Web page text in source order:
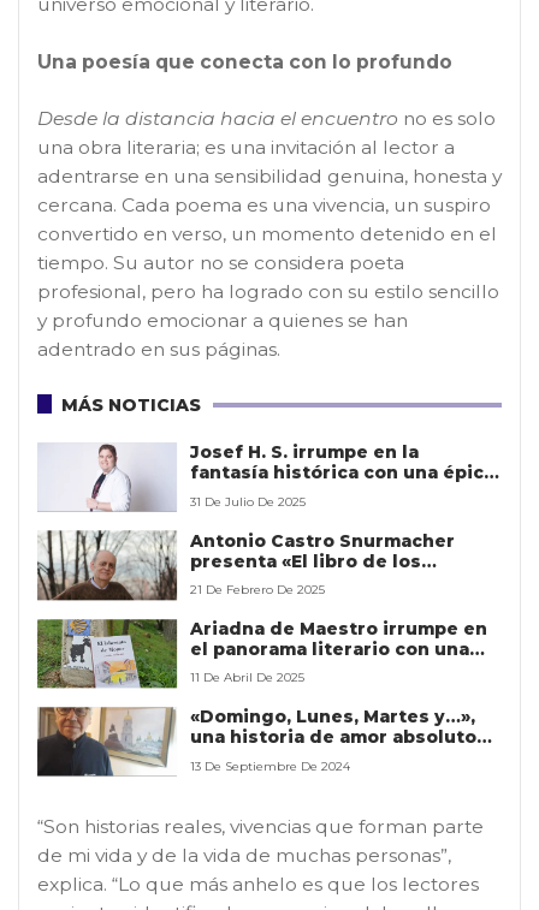
Una poesía que conecta con lo profundo
Desde la distancia hacia el encuentro no es solo
una obra literaria; es una invitación al lector a
adentrarse en una sensibilidad genuina, honesta y
cercana. Cada poema es una vivencia, un suspiro
convertido en verso, un momento detenido en el
tiempo. Su autor no se considera poeta
profesional, pero ha logrado con su estilo sencillo
y profundo emocionar a quienes se han
adentrado en sus páginas.
MÁS NOTICIAS
Josef H. S. irrumpe en la
fantasía histórica con una épica
conmovedora y audaz
31 De Julio De 2025
Antonio Castro Snurmacher
presenta «El libro de los
porqués», una obra ilustrada
infantil
21 De Febrero De 2025
Ariadna de Maestro irrumpe en
el panorama literario con una
novela que desafía los límites
11 De Abril De 2025
«Domingo, Lunes, Martes y…»,
una historia de amor absoluto
que conmueve a los lectores
13 De Septiembre De 2024
“Son historias reales, vivencias que forman parte
de mi vida y de la vida de muchas personas”,
explica. “Lo que más anhelo es que los lectores